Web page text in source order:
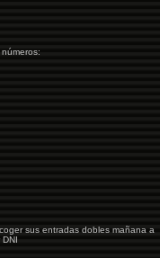
sus entradas dobles mañana a